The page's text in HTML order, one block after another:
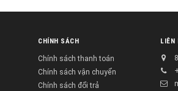
CHÍNH SÁCH
Chính sách thanh toán
Chính sách vận chuyển
Chính sách đổi trả
LIÊN